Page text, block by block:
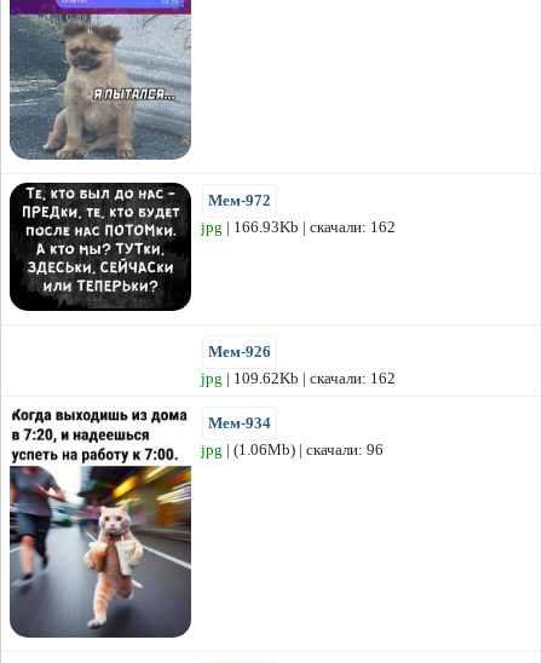
Мем-972
jpg | 166.93Kb | скачали: 162
Мем-926
jpg | 109.62Kb | скачали: 162
Мем-934
jpg | (1.06Mb) | скачали: 96